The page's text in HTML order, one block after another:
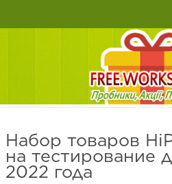
Набор товаров
на тестирование
2022 года